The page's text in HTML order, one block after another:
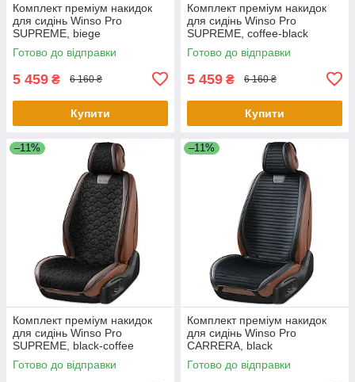
Комплект преміум накидок
для сидінь Winso Pro
SUPREME, biege
Готово до відправки
5 459 ₴ 6 160 ₴
Купити
Комплект преміум накидок
для сидінь Winso Pro
SUPREME, coffee-black
Готово до відправки
5 459 ₴ 6 160 ₴
Купити
–11%
Комплект преміум накидок
для сидінь Winso Pro
SUPREME, black-coffee
Готово до відправки
–11%
Комплект преміум накидок
для сидінь Winso Pro
СARRERA, black
Готово до відправки